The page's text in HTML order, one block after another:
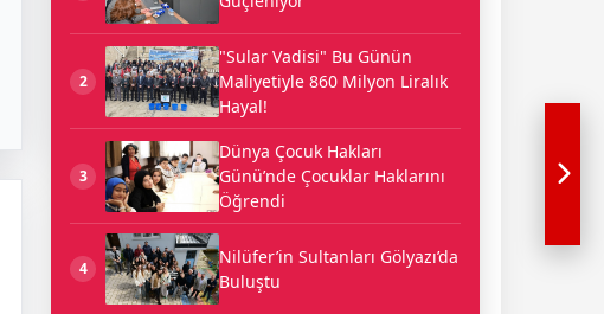
2
"Sular Vadisi" Bu Günün
Maliyetiyle 860 Milyon Liralık
Hayal!
3
Dünya Çocuk Hakları
Günü’nde Çocuklar Haklarını
Öğrendi
4
Nilüfer’in Sultanları Gölyazı’da
Buluştu